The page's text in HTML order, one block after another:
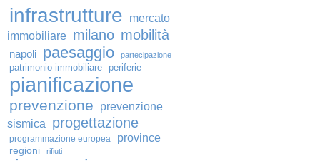
infrastrutture
mercato
immobiliare milano mobilità
napoli paesaggio partecipazione
patrimonio immobiliare periferie
pianificazione
prevenzione
prevenzione
sismica
progettazione
programmazione europea province
regioni rifiuti